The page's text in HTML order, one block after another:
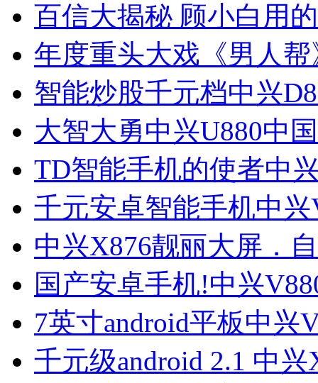
百信大揭秘 顾小白用
年度重头大戏《男人
智能炒股千元档中兴
大智大勇中兴U880中
TD智能手机的使者中
千元安卓智能手机中
中兴X876靓丽大屏．
国产安卓手机!中兴
7英寸android平板中兴
千元级android 2.1 中兴